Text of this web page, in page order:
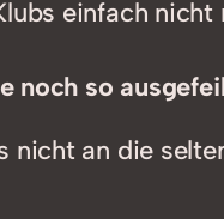
einfach
noch so
nicht an die